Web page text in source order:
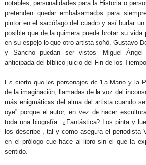
notables, personalidades para la Historia o
pretenden quedar embalsamados para
pintor en el sarcófago del cuadro y así burlar
posible que de la quimera puede brotar su vida
en su espejo lo que otro artista soñó. Gustavo
y Sancho puedan ser vistos, Miguel
anticipada del bíblico juicio del Fin de los
Es cierto que los personajes de 'La Mano y la
de la imaginación, llamadas de la voz del
más enigmáticas del alma del artista cuando
oye” porque el autor, en vez de hacer
toda una biografía. ¿Fantástica? Los pinta y
los describe”, tal y como asegura el periodista
en el prólogo que hace al libro sin el que la
sentido.